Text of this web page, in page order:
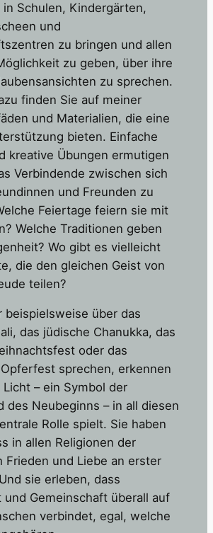
in Schulen, Kindergärten,
und
zu bringen und allen
zu geben, über ihre
zu sprechen.
finden Sie auf meiner
und Materialien, die eine
bieten. Einfache
kreative Übungen ermutigen
Verbindende zwischen sich
und Freunden zu
Feiertage feiern sie mit
Welche Traditionen geben
Wo gibt es vielleicht
die den gleichen Geist von
teilen?
beispielsweise über das
das jüdische Chanukka, das
oder das
sprechen, erkennen
– ein Symbol der
des Neubeginns – in all diesen
Rolle spielt. Sie haben
in allen Religionen der
Frieden und Liebe an erster
sie erleben, dass
und Gemeinschaft überall auf
verbindet, egal, welche